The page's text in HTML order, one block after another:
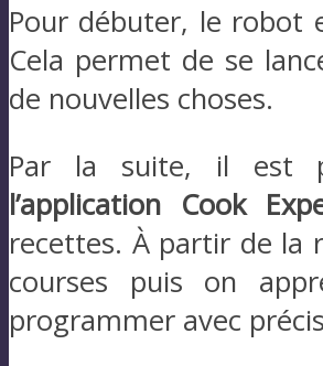
Pour débuter, le robot
Cela permet de se
de nouvelles choses.
Par la suite, il est
l’application Cook
recettes. À partir de la
courses puis on
programmer avec